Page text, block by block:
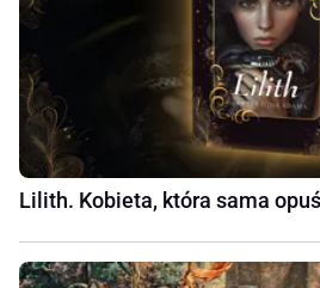
Lilith. Kobieta, która sama